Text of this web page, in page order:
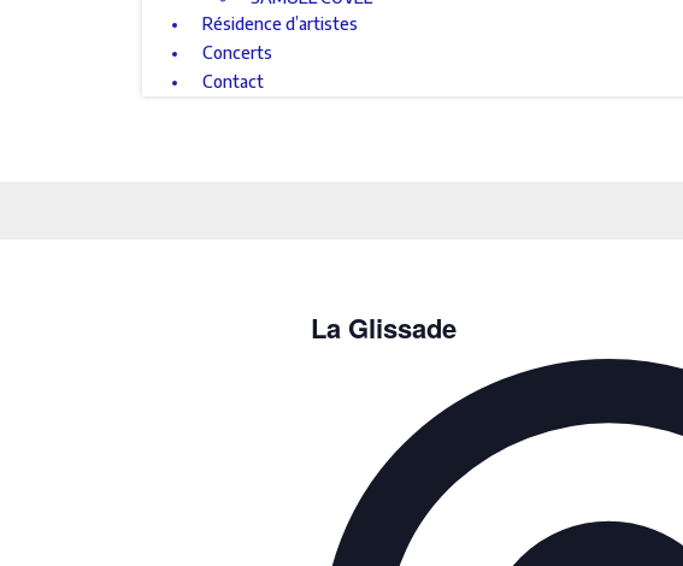
Résidence d’artistes
Concerts
Contact
La Glissade